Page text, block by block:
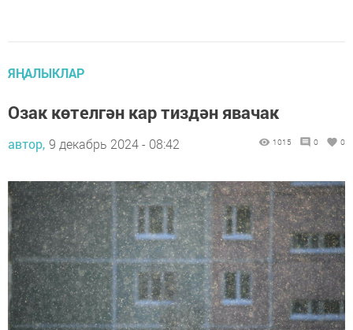
ЯҢАЛЫКЛАР
Озак көтелгән кар тиздән явачак
автор, 9 декабрь 2024 - 08:42 1015 0 0